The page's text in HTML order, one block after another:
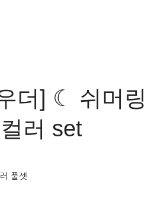
더] ☾ 쉬머링
러 set
풀셋